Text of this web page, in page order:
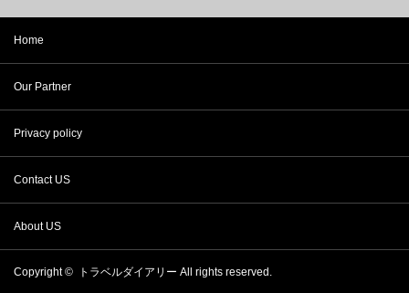
Home
Our Partner
Privacy policy
Contact US
About US
Copyright © トラベルダイアリー All rights reserved.